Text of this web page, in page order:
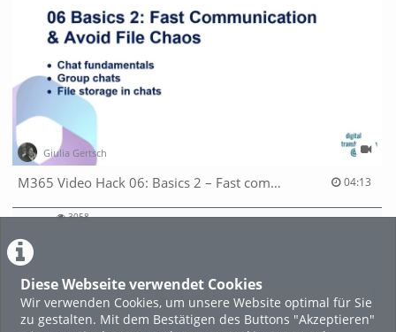
Diese Webseite verwendet Cookies
Wir verwenden Cookies, um unsere Website optimal für Sie
zu gestalten. Mit dem Bestätigen des Buttons "Akzeptieren"
Giulia Gertsch
M365 Video Hack 06: Basics 2 – Fast communication & avoid file chaos 04:13
04:13 duration
3058
views
LADE MEHR